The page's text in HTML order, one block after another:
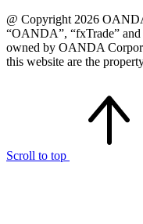
@ Copyright 2026
“OANDA”, “fxTrade”
owned by OANDA
this website are the
Scroll to top